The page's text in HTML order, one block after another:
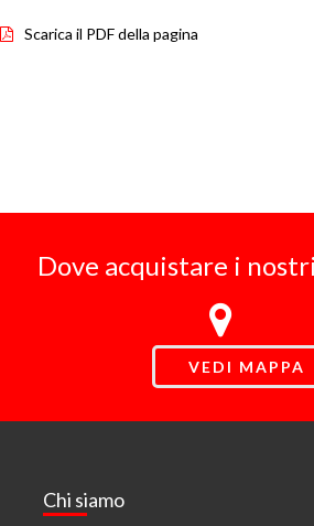
Scarica il PDF della pagina
Dove acquistare i
VEDI MAPPA
Chi siamo